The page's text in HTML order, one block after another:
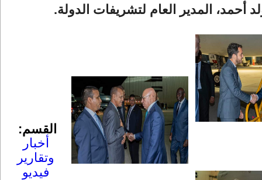
أحمد، المدير العام لتشريفات الدولة.
القسم:
أخبار
وتقارير
فيديو